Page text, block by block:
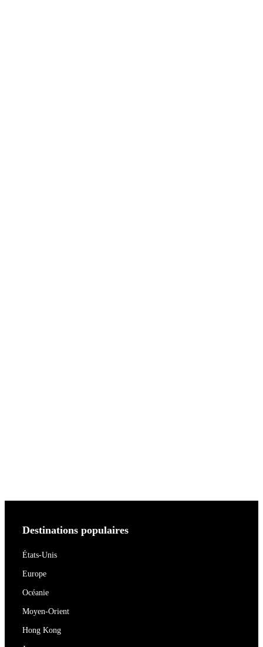
Destinations populaires
États-Unis
Europe
Océanie
Moyen-Orient
Hong Kong